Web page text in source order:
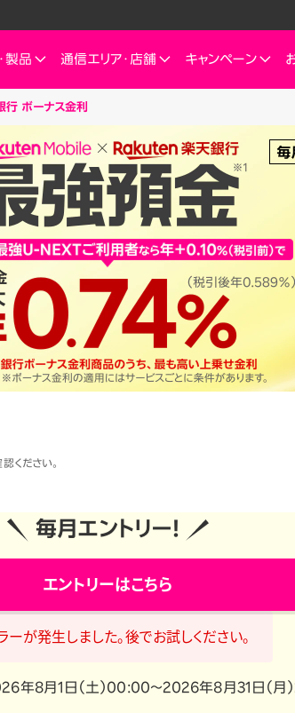
製品
SIM
eSIM
デュアルSIM
ご利用製品の対応確認
Rakuten
料金プラン
料金プラン
楽天でんき
料金プラン
おうちのネ
Turboとひかり、
通信エリア・ 店舗
ショップ（店舗）
キャンペーン
ペーン
製品購入をする方
ンペーン
Rakuten Turbo
楽天ひかり
楽天でんき
ランを
ご検討中の方へ
お申し込みガイド
なぜ今楽天モバイルなのか
お客様の声
スマホ活用術を学ぶ
ボーナス金利
ください。
毎月エントリー！
ーが発生しました。後でお試しください。
エントリーはこちら
年8月1日（土）00:00〜2026年8月31日（月